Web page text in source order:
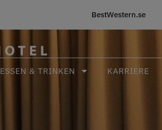
BestWestern.se
ESSEN & TRINKEN KARRIERE